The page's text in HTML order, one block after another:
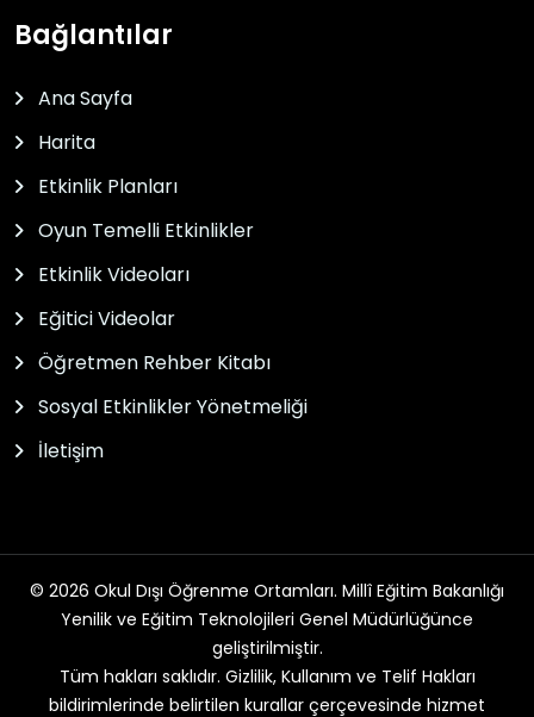
Bağlantılar
Ana Sayfa
Harita
Etkinlik Planları
Oyun Temelli Etkinlikler
Etkinlik Videoları
Eğitici Videolar
Öğretmen Rehber Kitabı
Sosyal Etkinlikler Yönetmeliği
İletişim
© 2026 Okul Dışı Öğrenme Ortamları. Millî Eğitim Bakanlığı
Yenilik ve Eğitim Teknolojileri Genel Müdürlüğünce
geliştirilmiştir.
Tüm hakları saklıdır. Gizlilik, Kullanım ve Telif Hakları
bildirimlerinde belirtilen kurallar çerçevesinde hizmet